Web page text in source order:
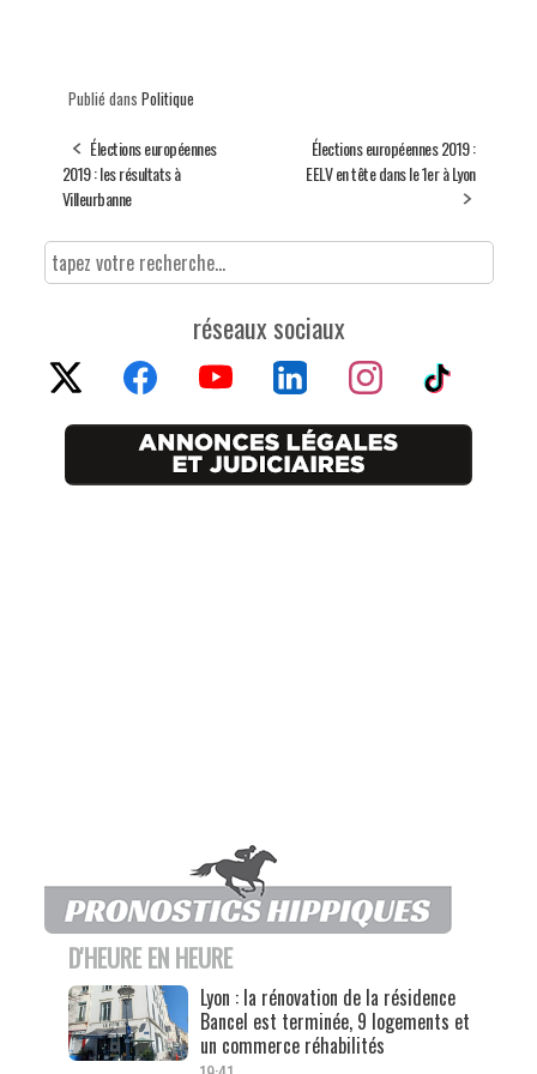
Publié dans Politique
Élections européennes
2019 : les résultats à
Villeurbanne
Élections européennes 2019 :
EELV en tête dans le 1er à Lyon
réseaux sociaux
D'HEURE EN HEURE
Lyon : la rénovation de la résidence
Bancel est terminée, 9 logements et
un commerce réhabilités